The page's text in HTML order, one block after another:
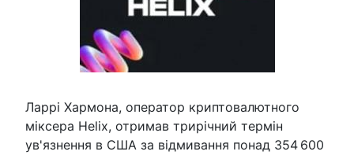
Ларрі Хармона, оператор криптовалютного
міксера Helix, отримав трирічний термін
ув'язнення в США за відмивання понад 354 600